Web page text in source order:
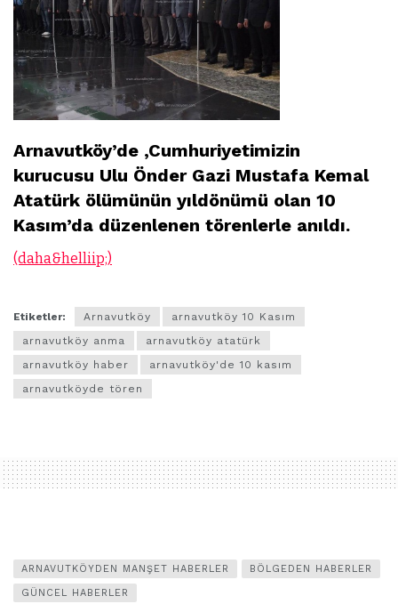
Arnavutköy’de ,Cumhuriyetimizin
kurucusu Ulu Önder Gazi Mustafa Kemal
Atatürk ölümünün yıldönümü olan 10
Kasım’da düzenlenen törenlerle anıldı.
(daha&helliip;)
Etiketler: Arnavutköy
arnavutköy 10 Kasım
arnavutköy anma
arnavutköy atatürk
arnavutköy haber
arnavutköy'de 10 kasım
arnavutköyde tören
ARNAVUTKÖYDEN MANŞET HABERLER BÖLGEDEN HABERLER
GÜNCEL HABERLER